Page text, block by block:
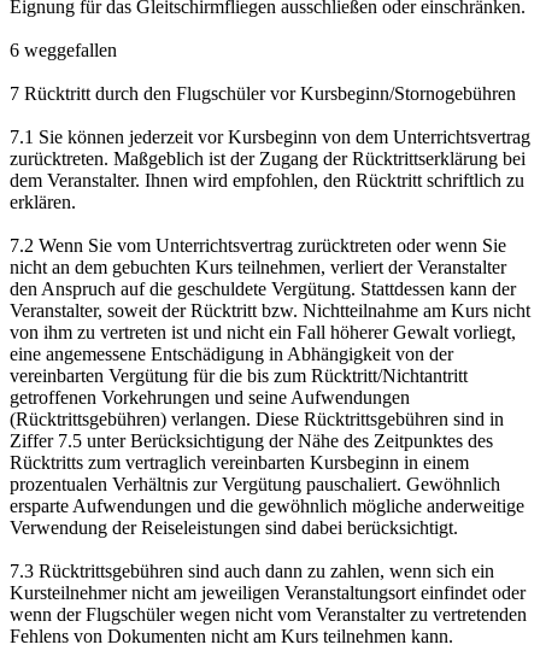
Eignung für das Gleitschirmfliegen ausschließen oder einschränken.
6 weggefallen
7 Rücktritt durch den Flugschüler vor Kursbeginn/Stornogebühren
7.1 Sie können jederzeit vor Kursbeginn von dem Unterrichtsvertrag
zurücktreten. Maßgeblich ist der Zugang der Rücktrittserklärung bei
dem Veranstalter. Ihnen wird empfohlen, den Rücktritt schriftlich zu
erklären.
7.2 Wenn Sie vom Unterrichtsvertrag zurücktreten oder wenn Sie
nicht an dem gebuchten Kurs teilnehmen, verliert der Veranstalter
den Anspruch auf die geschuldete Vergütung. Stattdessen kann der
Veranstalter, soweit der Rücktritt bzw. Nichtteilnahme am Kurs nicht
von ihm zu vertreten ist und nicht ein Fall höherer Gewalt vorliegt,
eine angemessene Entschädigung in Abhängigkeit von der
vereinbarten Vergütung für die bis zum Rücktritt/Nichtantritt
getroffenen Vorkehrungen und seine Aufwendungen
(Rücktrittsgebühren) verlangen. Diese Rücktrittsgebühren sind in
Ziffer 7.5 unter Berücksichtigung der Nähe des Zeitpunktes des
Rücktritts zum vertraglich vereinbarten Kursbeginn in einem
prozentualen Verhältnis zur Vergütung pauschaliert. Gewöhnlich
ersparte Aufwendungen und die gewöhnlich mögliche anderweitige
Verwendung der Reiseleistungen sind dabei berücksichtigt.
7.3 Rücktrittsgebühren sind auch dann zu zahlen, wenn sich ein
Kursteilnehmer nicht am jeweiligen Veranstaltungsort einfindet oder
wenn der Flugschüler wegen nicht vom Veranstalter zu vertretenden
Fehlens von Dokumenten nicht am Kurs teilnehmen kann.